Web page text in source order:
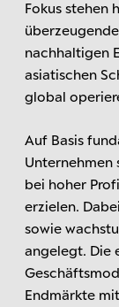
Fokus stehen
nachhaltigen
asiatischen
global
Auf Basis
Unternehmen
bei hoher
erzielen.
sowie
angelegt. Die
Endmärkte